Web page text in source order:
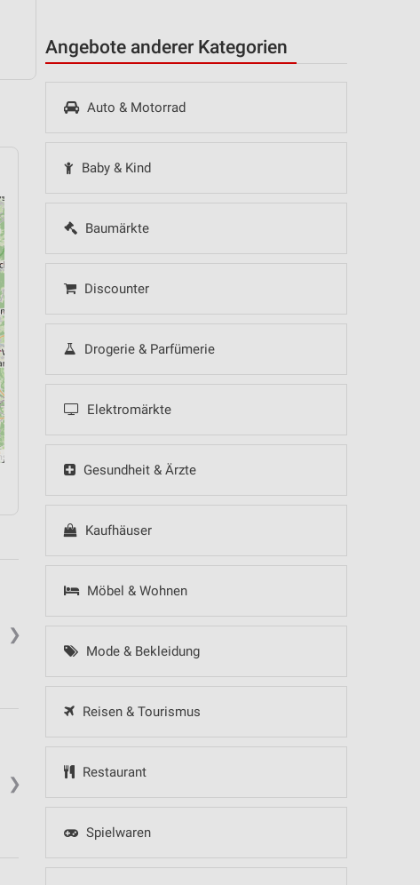
Angebote anderer Kategorien
Auto & Motorrad
Baby & Kind
Baumärkte
Discounter
Drogerie & Parfümerie
Elektromärkte
Gesundheit & Ärzte
Kaufhäuser
Möbel & Wohnen
Mode & Bekleidung
Reisen & Tourismus
Restaurant
Spielwaren
❯
❯